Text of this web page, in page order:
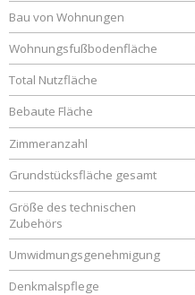
Bau von Wohnungen
Wohnungsfußbodenfläche
Total Nutzfläche
Bebaute Fläche
Zimmeranzahl
Grundstücksfläche gesamt
Größe des technischen
Zubehörs
Umwidmungsgenehmigung
Denkmalspflege